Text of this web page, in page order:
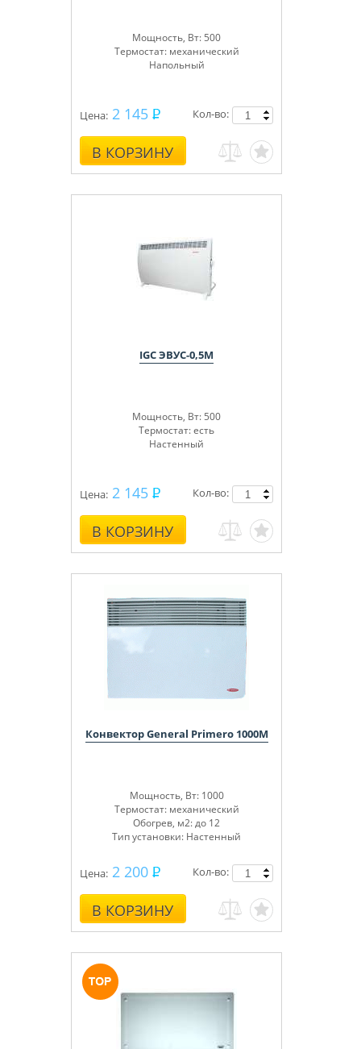
Мощность, Вт: 500
Термостат: механический
Напольный
Цена: 2 145
В КОРЗИНУ
Кол-во:
IGC ЭВУС-0,5М
Мощность, Вт: 500
Термостат: есть
Настенный
Цена: 2 145
В КОРЗИНУ
Кол-во:
Конвектор General Primero 1000M
Мощность, Вт: 1000
Термостат: механический
Обогрев, м2: до 12
Тип установки: Настенный
Цена: 2 200
В КОРЗИНУ
Кол-во: